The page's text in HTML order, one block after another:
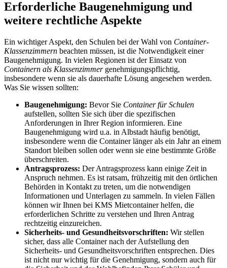
Erforderliche Baugenehmigung und
weitere rechtliche Aspekte
Ein wichtiger Aspekt, den Schulen bei der Wahl von Container-
Klassenzimmern beachten müssen, ist die Notwendigkeit einer
Baugenehmigung. In vielen Regionen ist der Einsatz von
Containern als Klassenzimmergenehmigungspflichtig,
insbesondere wenn sie als dauerhafte Lösung angesehen werden.
Was Sie wissen sollten:
Baugenehmigung: Bevor Sie Container für Schulen
aufstellen, sollten Sie sich über die spezifischen
Anforderungen in Ihrer Region informieren. Eine
Baugenehmigung wird u.a. in Albstadt häufig benötigt,
insbesondere wenn die Container länger als ein Jahr an einem
Standort bleiben sollen oder wenn sie eine bestimmte Größe
überschreiten.
Antragsprozess: Der Antragsprozess kann einige Zeit in
Anspruch nehmen. Es ist ratsam, frühzeitig mit den örtlichen
Behörden in Kontakt zu treten, um die notwendigen
Informationen und Unterlagen zu sammeln. In vielen Fällen
können wir Ihnen bei KMS Mietcontainer helfen, die
erforderlichen Schritte zu verstehen und Ihren Antrag
rechtzeitig einzureichen.
Sicherheits- und Gesundheitsvorschriften: Wir stellen
sicher, dass alle Container nach der Aufstellung den
Sicherheits- und Gesundheitsvorschriften entsprechen. Dies
ist nicht nur wichtig für die Genehmigung, sondern auch für